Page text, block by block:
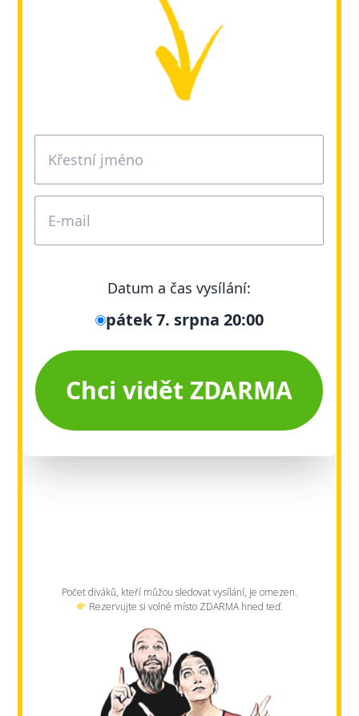
Počet diváků, kteří můžou sledovat vysílání, je omezen.
Rezervujte si volné místo ZDARMA hned teď.